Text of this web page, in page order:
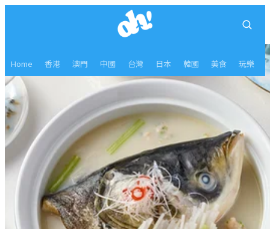
Home 香港 澳門 中國 台灣 日本 韓國 美食 玩樂